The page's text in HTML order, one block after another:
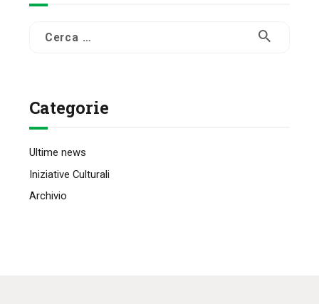
Categorie
Ultime news
Iniziative Culturali
Archivio